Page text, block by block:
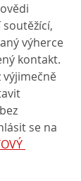
výherce
kontakt.
výjimečně
se na